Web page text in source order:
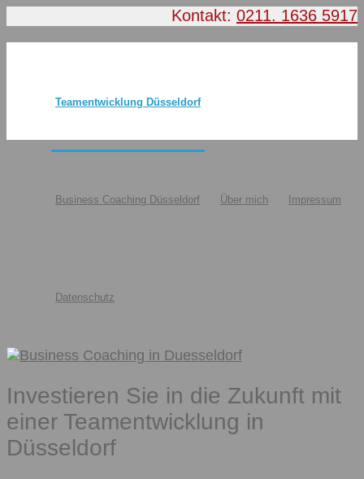
Kontakt: 0211. 1636 5917
Teamentwicklung Düsseldorf
Business Coaching Düsseldorf Über mich Impressum
Datenschutz
Investieren Sie in die Zukunft mit
einer Teamentwicklung in
Düsseldorf